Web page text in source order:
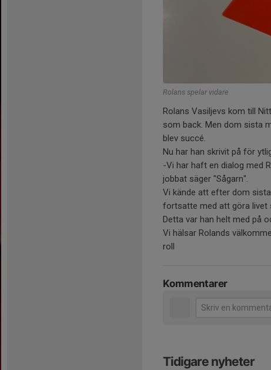
Rolans spelar vidare
Rolans Vasiljevs kom till
som back. Men dom sista
blev succé.
Nu har han skrivit på för
-Vi har haft en dialog med
jobbat säger "Sågarn".
Vi kände att efter dom
fortsatte med att göra livet
Detta var han helt med på
Vi hälsar Rolands
roll
Kommentarer
Tidigare nyheter